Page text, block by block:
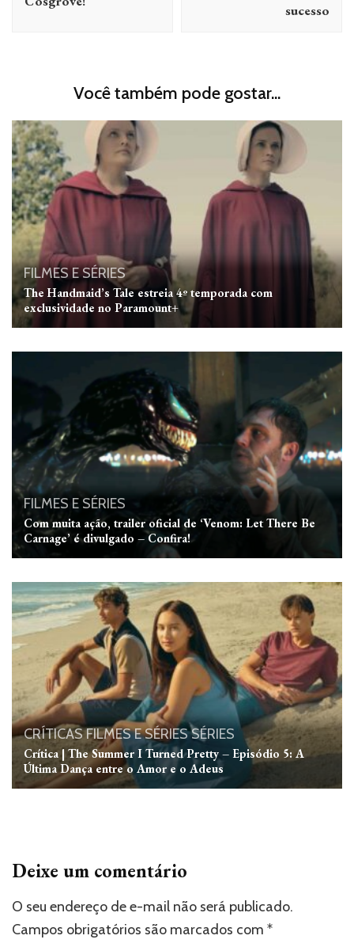
sucesso
Você também pode gostar...
FILMES E SÉRIES
The Handmaid’s Tale estreia 4º temporada com
exclusividade no Paramount+
FILMES E SÉRIES
Com muita ação, trailer oficial de ‘Venom: Let There Be
Carnage’ é divulgado – Confira!
CRÍTICASFILMES E SÉRIESSÉRIES
Crítica | The Summer I Turned Pretty – Episódio 5: A
Última Dança entre o Amor e o Adeus
Deixe um comentário
O seu endereço de e-mail não será publicado.
Campos obrigatórios são marcados com *